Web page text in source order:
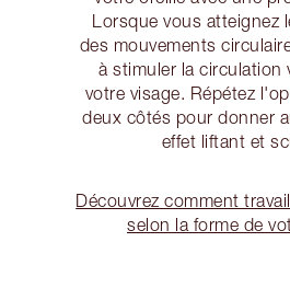
Lorsque vous atteignez
des mouvements
à stimuler la circulation
votre visage. Répétez
deux côtés pour donner
effet liftant et
Découvrez comment
selon la forme de